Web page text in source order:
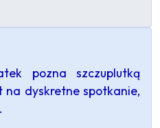
pozna szczuplutką
na dyskretne spotkanie,